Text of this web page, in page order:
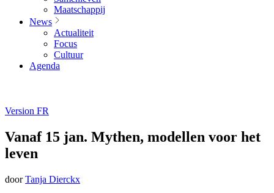
Maatschappij
News
Actualiteit
Focus
Cultuur
Agenda
Version FR
Vanaf 15 jan. Mythen, modellen voor het
leven
door Tanja Dierckx